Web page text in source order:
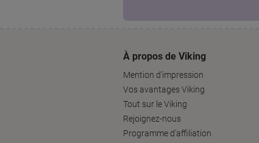
À propos de Viking
Mention d'impression
Vos avantages Viking
Tout sur le Viking
Rejoignez-nous
Programme d'affiliation